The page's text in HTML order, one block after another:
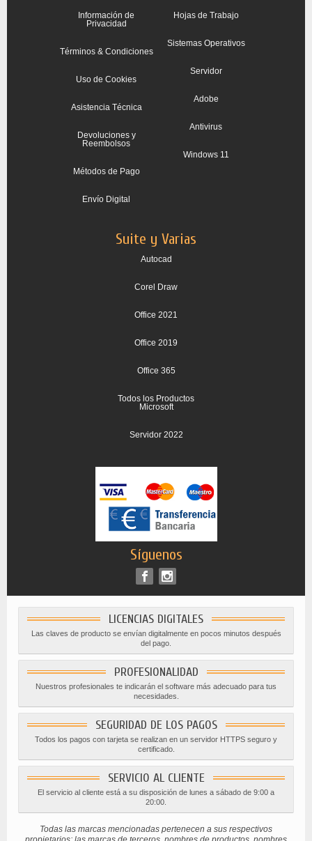
Información de
Privacidad
Términos & Condiciones
Uso de Cookies
Asistencia Técnica
Devoluciones y
Reembolsos
Métodos de Pago
Envío Digital
Hojas de Trabajo
Sistemas Operativos
Servidor
Adobe
Antivirus
Windows 11
Suite y Varias
Autocad
Corel Draw
Office 2021
Office 2019
Office 365
Todos los Productos
Microsoft
Servidor 2022
Síguenos
LICENCIAS DIGITALES
Las claves de producto se envían digitalmente en pocos minutos después
del pago.
PROFESIONALIDAD
Nuestros profesionales te indicarán el software más adecuado para tus
necesidades.
SEGURIDAD DE LOS PAGOS
Todos los pagos con tarjeta se realizan en un servidor HTTPS seguro y
certificado.
SERVICIO AL CLIENTE
El servicio al cliente está a su disposición de lunes a sábado de 9:00 a
20:00.
Todas las marcas mencionadas pertenecen a sus respectivos